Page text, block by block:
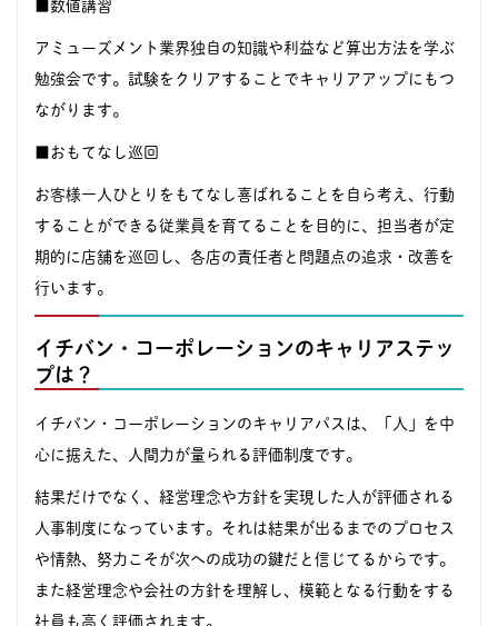
■数値講習
アミューズメント業界独自の知識や利益など算出方法を学ぶ
勉強会です。試験をクリアすることでキャリアアップにもつ
ながります。
■おもてなし巡回
お客様一人ひとりをもてなし喜ばれることを自ら考え、行動
することができる従業員を育てることを目的に、担当者が定
期的に店舗を巡回し、各店の責任者と問題点の追求・改善を
行います。
イチバン・コーポレーションのキャリアステッ
プは？
イチバン・コーポレーションのキャリアパスは、「人」を中
心に据えた、人間力が量られる評価制度です。
結果だけでなく、経営理念や方針を実現した人が評価される
人事制度になっています。それは結果が出るまでのプロセス
や情熱、努力こそが次への成功の鍵だと信じてるからです。
また経営理念や会社の方針を理解し、模範となる行動をする
社員も高く評価されます。